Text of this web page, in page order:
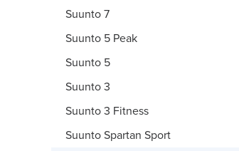
Suunto 7
Suunto 5 Peak
Suunto 5
Suunto 3
Suunto 3 Fitness
Suunto Spartan Sport